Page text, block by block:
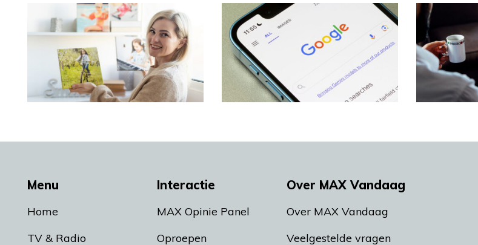
Menu
Home
TV & Radio
Interactie
MAX Opinie Panel
Oproepen
Over MAX Vandaag
Over MAX Vandaag
Veelgestelde vragen